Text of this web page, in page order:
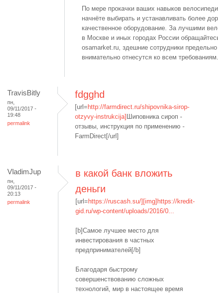
По мере прокачки ваших навыков
начнёте выбирать и устанавливать более
качественное оборудование. За лучшими
в Москве и иных городах России
osamarket.ru, здешние сотрудники предельно
внимательно отнесутся ко всем требованиям.
TravisBitly
пн,
09/11/2017 -
19:48
permalink
fdgghd
[url= http://farmdirect.ru/shipovnika-sirop-
otzyvy-instrukcija] Шиповника сироп -
отзывы, инструкция по применению -
FarmDirect[/url]
VladimJup
пн,
09/11/2017 -
20:13
permalink
в какой банк вложить
деньги
[url= https://ruscash.su/][img]https://kredit-
gid.ru/wp-content/uploads/2016/0...
[b]Самое лучшее место для
инвестирования в частных
предпринимателей[/b]
Благодаря быстрому
совершенствованию сложных
технологий, мир в настоящее время